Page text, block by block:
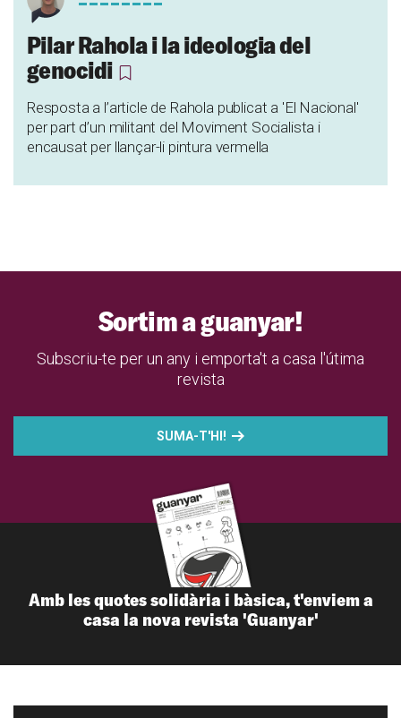
Pilar Rahola i la ideologia del
genocidi
Resposta a l’article de Rahola publicat a 'El Nacional'
per part d’un militant del Moviment Socialista i
encausat per llançar-li pintura vermella
Sortim a guanyar!
Subscriu-te per un any i emporta't a casa l'útima
revista
SUMA-T'HI!
Amb les quotes solidària i bàsica, t'enviem a
casa la nova revista 'Guanyar'